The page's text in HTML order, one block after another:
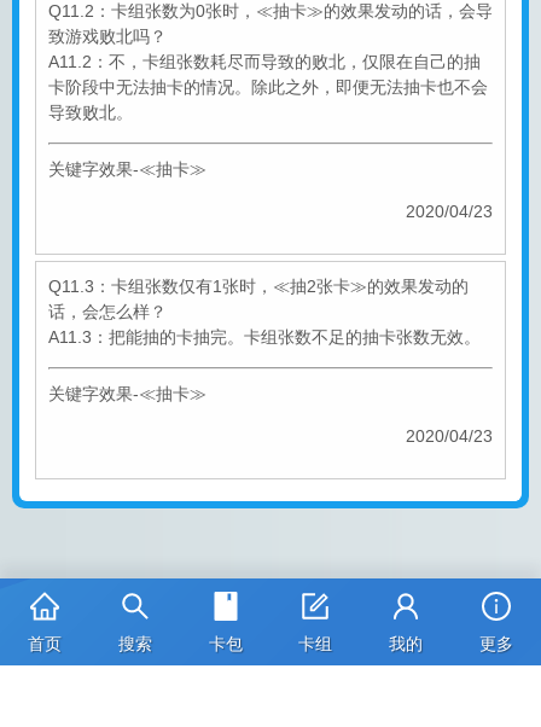
首页 搜索 卡包 卡组 我的 更多
Q11.2：卡组张数为0张时，≪抽卡≫的效果发动的话，会导
致游戏败北吗？
A11.2：不，卡组张数耗尽而导致的败北，仅限在自己的抽
卡阶段中无法抽卡的情况。除此之外，即便无法抽卡也不会
导致败北。
关键字效果-≪抽卡≫
2020/04/23
Q11.3：卡组张数仅有1张时，≪抽2张卡≫的效果发动的
话，会怎么样？
A11.3：把能抽的卡抽完。卡组张数不足的抽卡张数无效。
关键字效果-≪抽卡≫
2020/04/23
卡图版权：©本郷あきよし・フジテレビ・東映アニメーション